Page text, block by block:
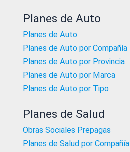
Planes de Auto
Planes de Auto
Planes de Auto por Compañía
Planes de Auto por Provincia
Planes de Auto por Marca
Planes de Auto por Tipo
Planes de Salud
Obras Sociales Prepagas
Planes de Salud por Compañía